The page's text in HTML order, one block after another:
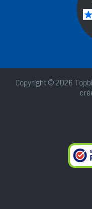
Copyright © 2026